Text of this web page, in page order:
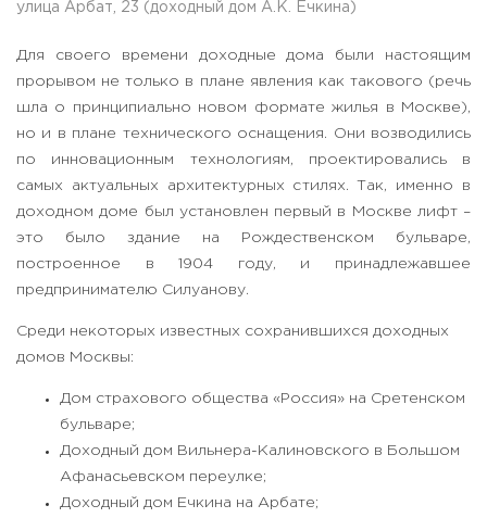
улица Арбат, 23 (доходный дом А.К. Ечкина)
Для своего времени доходные дома были настоящим
прорывом не только в плане явления как такового (речь
шла о принципиально новом формате жилья в Москве),
но и в плане технического оснащения. Они возводились
по инновационным технологиям, проектировались в
самых актуальных архитектурных стилях. Так, именно в
доходном доме был установлен первый в Москве лифт –
это было здание на Рождественском бульваре,
построенное в 1904 году, и принадлежавшее
предпринимателю Силуанову.
Среди некоторых известных сохранившихся доходных
домов Москвы:
Дом страхового общества «Россия» на Сретенском
бульваре;
Доходный дом Вильнера-Калиновского в Большом
Афанасьевском переулке;
Доходный дом Ечкина на Арбате;